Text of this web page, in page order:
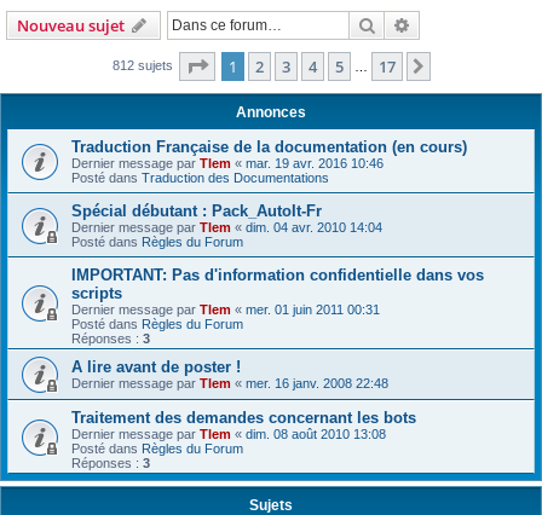
Nouveau sujet Rechercher
812 sujets Page 1sur17
1 2 3 4 5 17
Annonces
Traduction Française de la documentation (en cours)
Dernier message par Tlem « mar. 19 avr. 2016 10:46
Posté dans Traduction des Documentations
Spécial débutant : Pack_AutoIt-Fr
Dernier message par Tlem « dim. 04 avr. 2010 14:04
Posté dans Règles du Forum
IMPORTANT: Pas d'information confidentielle dans vos
scripts
Dernier message par Tlem « mer. 01 juin 2011 00:31
Posté dans Règles du Forum
Réponses : 3
A lire avant de poster !
Dernier message par Tlem « mer. 16 janv. 2008 22:48
Traitement des demandes concernant les bots
Dernier message par Tlem « dim. 08 août 2010 13:08
Posté dans Règles du Forum
Réponses : 3
Sujets